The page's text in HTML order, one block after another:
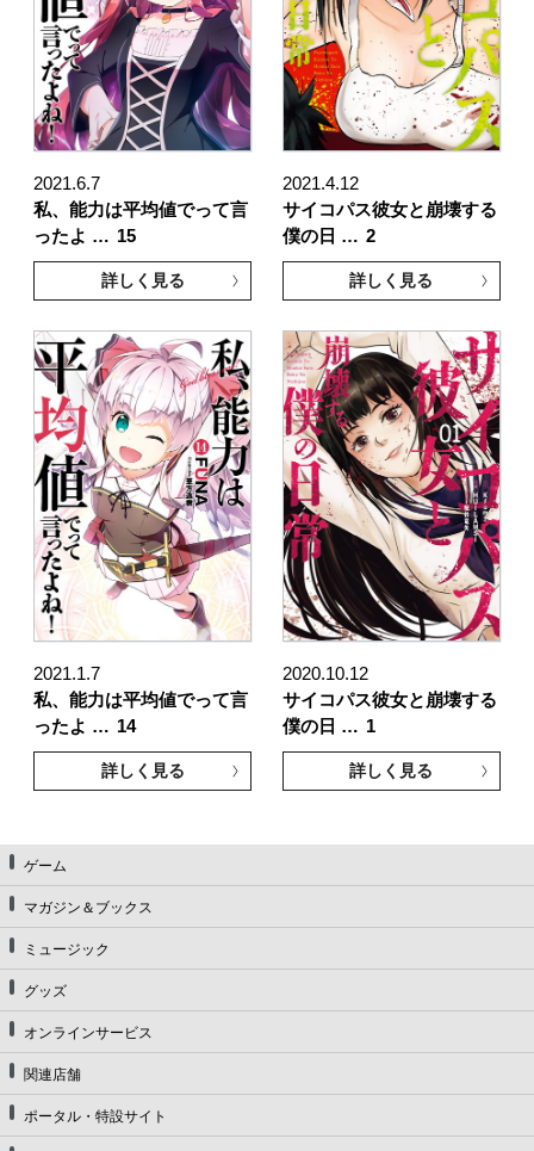
2021.6.7
私、能力は平均値でって言
ったよ … 15
詳しく見る
2021.4.12
サイコパス彼女と崩壊する
僕の日 … 2
詳しく見る
2021.1.7
私、能力は平均値でって言
ったよ … 14
詳しく見る
2020.10.12
サイコパス彼女と崩壊する
僕の日 … 1
詳しく見る
ゲーム
マガジン＆ブックス
ミュージック
グッズ
オンラインサービス
関連店舗
ポータル・特設サイト